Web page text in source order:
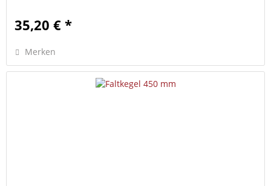
35,20 € *
Merken